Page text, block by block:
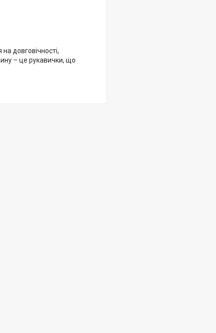
довговічності,
– це рукавички, що